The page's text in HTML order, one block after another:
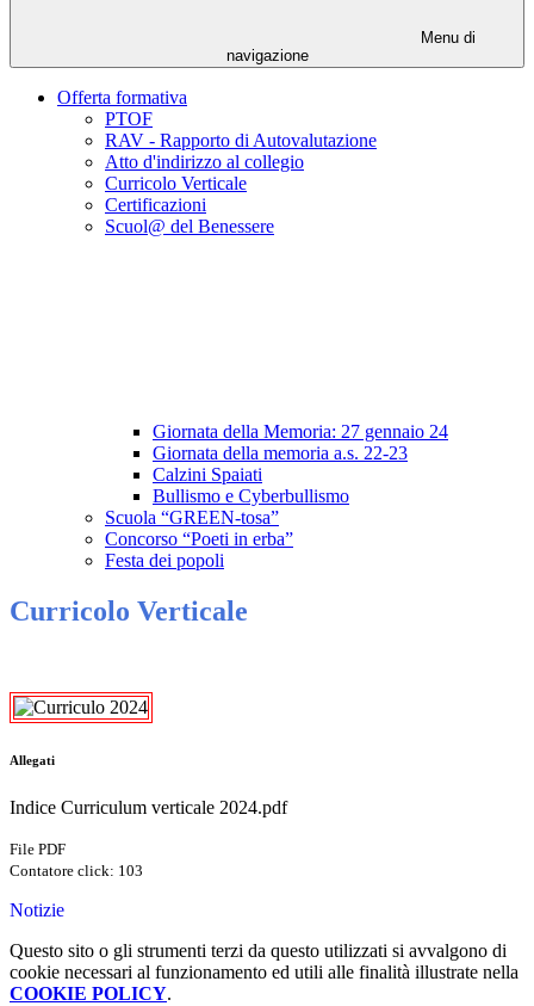
Menu di
navigazione
Offerta formativa
PTOF
RAV - Rapporto di Autovalutazione
Atto d'indirizzo al collegio
Curricolo Verticale
Certificazioni
Scuol@ del Benessere
Giornata della Memoria: 27 gennaio 24
Giornata della memoria a.s. 22-23
Calzini Spaiati
Bullismo e Cyberbullismo
Scuola “GREEN-tosa”
Concorso “Poeti in erba”
Festa dei popoli
Curricolo Verticale
Allegati
Indice Curriculum verticale 2024.pdf
File PDF
Contatore click: 103
Notizie
Questo sito o gli strumenti terzi da questo utilizzati si avvalgono di
cookie necessari al funzionamento ed utili alle finalità illustrate nella
COOKIE POLICY.